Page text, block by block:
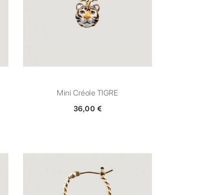
Mini Créole TIGRE
36,00 €